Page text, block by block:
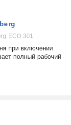
ECO 301
при включении
полный рабочий